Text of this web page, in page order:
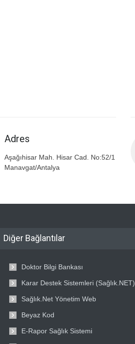
Adres
Aşağıhisar Mah. Hisar Cad. No:52/1
Manavgat/Antalya
Diğer Bağlantılar
Doktor Bilgi Bankası
Karar Destek Sistemleri (Sağlık.NET)
Sağlık.Net Yönetim Web
Beyaz Kod
E-Rapor Sağlık Sistemi